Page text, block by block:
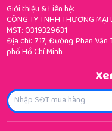
Giới thiệu & Liên hệ:
CÔNG TY TNHH THƯƠNG MẠI
MST: 0319329631
Địa chỉ: 717, Đường Phan Văn
phố Hồ Chí Minh